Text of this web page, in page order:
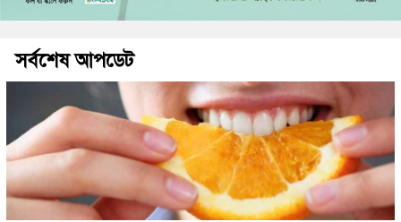
সর্বশেষ আপডেট